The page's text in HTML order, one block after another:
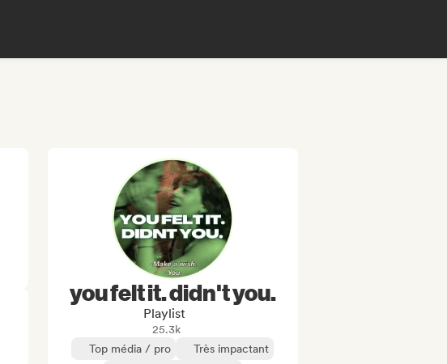
you felt it. didn't you.
Playlist
25.3k
Top média / pro
Très impactant